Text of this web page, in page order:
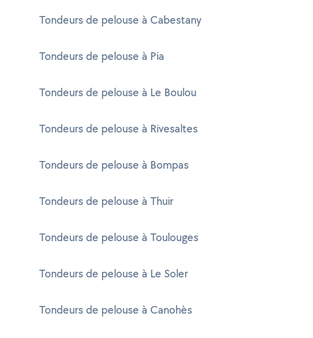
Tondeurs de pelouse à Cabestany
Tondeurs de pelouse à Pia
Tondeurs de pelouse à Le Boulou
Tondeurs de pelouse à Rivesaltes
Tondeurs de pelouse à Bompas
Tondeurs de pelouse à Thuir
Tondeurs de pelouse à Toulouges
Tondeurs de pelouse à Le Soler
Tondeurs de pelouse à Canohès